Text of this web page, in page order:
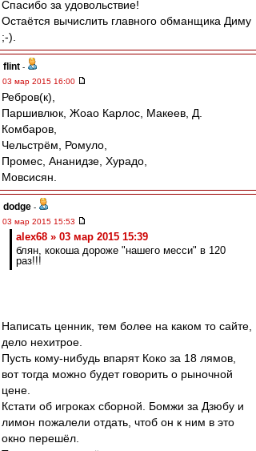
Спасибо за удовольствие!
Остаётся вычислить главного обманщика Диму
;-).
flint -
03 мар 2015 16:00
Ребров(к),
Паршивлюк, Жоао Карлос, Макеев, Д.
Комбаров,
Чельстрём, Ромуло,
Промес, Ананидзе, Хурадо,
Мовсисян.
dodge -
03 мар 2015 15:53
alex68 » 03 мар 2015 15:39
блян, кокоша дороже "нашего месси" в 120
раз!!!
Написать ценник, тем более на каком то сайте,
дело нехитрое.
Пусть кому-нибудь впарят Коко за 18 лямов,
вот тогда можно будет говорить о рыночной
цене.
Кстати об игроках сборной. Бомжи за Дзюбу и
лимон пожалели отдать, чтоб он к ним в это
окно перешёл.